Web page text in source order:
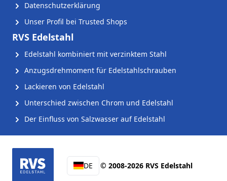
Datenschutzerklärung
Unser Profil bei Trusted Shops
RVS Edelstahl
Edelstahl kombiniert mit verzinktem Stahl
Anzugsdrehmoment für Edelstahlschrauben
Lackieren von Edelstahl
Unterschied zwischen Chrom und Edelstahl
Der Einfluss von Salzwasser auf Edelstahl
DE © 2008-2026 RVS Edelstahl